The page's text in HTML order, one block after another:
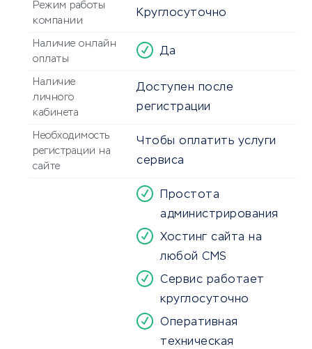
Режим работы
компании
Круглосуточно
Наличие онлайн
оплаты
Да
Наличие
личного
кабинета
Доступен после
регистрации
Необходимость
регистрации на
сайте
Чтобы оплатить услуги
сервиса
Простота
администрирования
Хостинг сайта на
любой CMS
Сервис работает
круглосуточно
Оперативная
техническая